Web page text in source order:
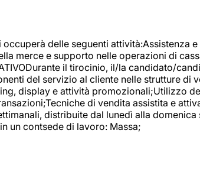
delle seguenti attività:Assistenza
merce e supporto nelle operazioni di
il tirocinio, il/la candidato/
del servizio al cliente nelle strutture
display e attività promozionali;Utilizzo
di vendita assistita e
distribuite dal lunedì alla
un contsede di lavoro: Massa;